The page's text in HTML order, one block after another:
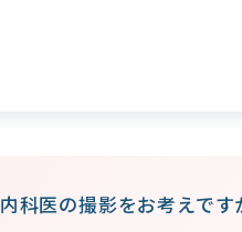
内科医の撮影をお考えです